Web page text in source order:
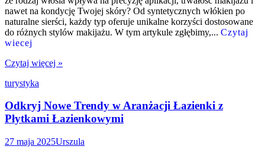
nawet na kondycję Twojej skóry? Od syntetycznych włókien po
naturalne sierści, każdy typ oferuje unikalne korzyści dostosowane
do różnych stylów makijażu. W tym artykule zgłębimy,... Czytaj
wiecej
Czytaj więcej »
turystyka
Odkryj Nowe Trendy w Aranżacji Łazienki z
Płytkami Łazienkowymi
27 maja 2025Urszula